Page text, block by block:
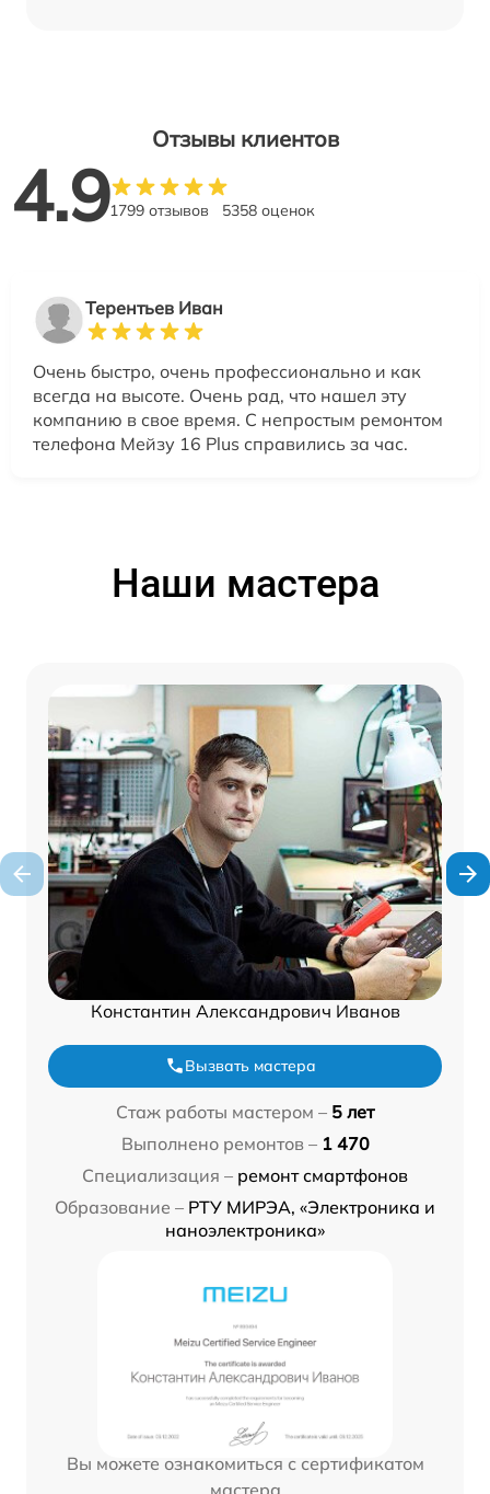
Отзывы клиентов
4.91799 отзывов 5358 оценок
Терентьев Иван
Очень быстро, очень профессионально и как
всегда на высоте. Очень рад, что нашел эту
компанию в свое время. С непростым ремонтом
телефона Мейзу 16 Plus справились за час.
Наши мастера
Константин Александрович Иванов
Вызвать мастера
Стаж работы мастером – 5 лет
Выполнено ремонтов – 1 470
Специализация – ремонт смартфонов
Образование – РТУ МИРЭА, «Электроника и
наноэлектроника»
Вы можете ознакомиться с сертификатом
мастера